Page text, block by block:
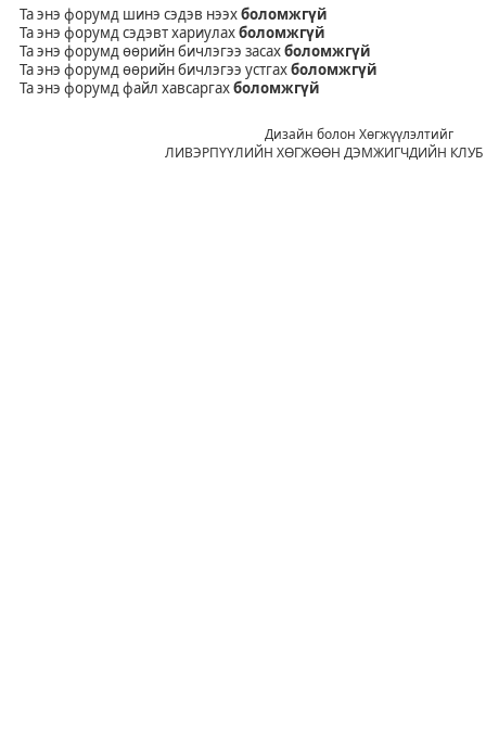
Та энэ форумд шинэ сэдэв нээхболомжгүй
Та энэ форумд сэдэвт хариулахболомжгүй
Та энэ форумд өөрийн бичлэгээ засахболомжгүй
Та энэ форумд өөрийн бичлэгээ устгахболомжгүй
Та энэ форумд файл хавсаргахболомжгүй
Дизайн болон Хөгжүүлэлтийг
ЛИВЭРПҮҮЛИЙН ХӨГЖӨӨН ДЭМЖИГЧДИЙН КЛУБ